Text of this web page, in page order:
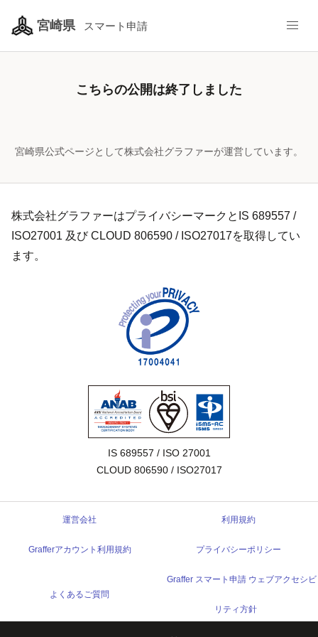
宮崎県 スマート申請
こちらの公開は終了しました
宮崎県公式ページとして株式会社グラファーが運営しています。
株式会社グラファーはプライバシーマークとIS 689557 /
ISO27001 及び CLOUD 806590 / ISO27017を取得してい
ます。
IS 689557 / ISO 27001
CLOUD 806590 / ISO27017
運営会社 利用規約
Grafferアカウント利用規約 プライバシーポリシー
よくあるご質問
Graffer スマート申請 ウェブアクセシビ
リティ方針